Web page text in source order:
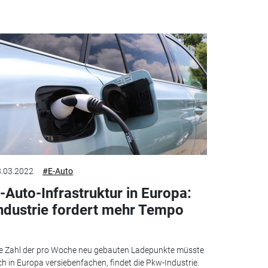
#E-Auto
Auto-Infrastruktur in Europa:
fordert mehr Tempo
Zahl der pro Woche neu gebauten Ladepunkte müsste
in Europa versiebenfachen, findet die Pkw-Industrie.